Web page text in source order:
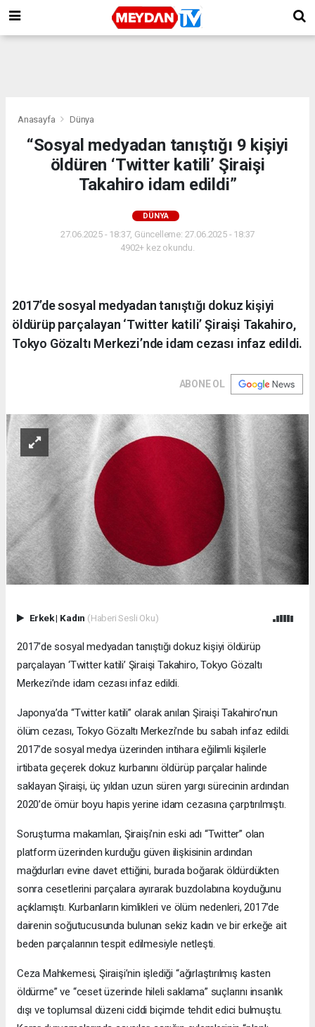
Anasayfa Dünya
“Sosyal medyadan tanıştığı 9 kişiyi
öldüren ‘Twitter katili’ Şiraişi
Takahiro idam edildi”
DÜNYA
27.06.2025 - 18:37, Güncelleme: 27.06.2025 - 18:37
4902+ kez okundu.
2017’de sosyal medyadan tanıştığı dokuz kişiyi
öldürüp parçalayan ‘Twitter katili’ Şiraişi Takahiro,
Tokyo Gözaltı Merkezi’nde idam cezası infaz edildi.
ABONE OL
Erkek| Kadın (Haberi Sesli Oku)
2017’de sosyal medyadan tanıştığı dokuz kişiyi öldürüp
parçalayan ‘Twitter katili’ Şiraişi Takahiro, Tokyo Gözaltı
Merkezi’nde idam cezası infaz edildi.
Japonya’da “Twitter katili” olarak anılan Şiraişi Takahiro’nun
ölüm cezası, Tokyo Gözaltı Merkezi’nde bu sabah infaz edildi.
2017’de sosyal medya üzerinden intihara eğilimli kişilerle
irtibata geçerek dokuz kurbanını öldürüp parçalar halinde
saklayan Şiraişi, üç yıldan uzun süren yargı sürecinin ardından
2020’de ömür boyu hapis yerine idam cezasına çarptırılmıştı.
Soruşturma makamları, Şiraişi’nin eski adı “Twitter” olan
platform üzerinden kurduğu güven ilişkisinin ardından
mağdurları evine davet ettiğini, burada boğarak öldürdükten
sonra cesetlerini parçalara ayırarak buzdolabına koyduğunu
açıklamıştı. Kurbanların kimlikleri ve ölüm nedenleri, 2017’de
dairenin soğutucusunda bulunan sekiz kadın ve bir erkeğe ait
beden parçalarının tespit edilmesiyle netleşti.
Ceza Mahkemesi, Şiraişi’nin işlediği “ağırlaştırılmış kasten
öldürme” ve “ceset üzerinde hileli saklama” suçlarını insanlık
dışı ve toplumsal düzeni ciddi biçimde tehdit edici bulmuştu.